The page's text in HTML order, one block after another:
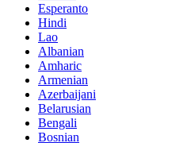
Esperanto
Hindi
Lao
Albanian
Amharic
Armenian
Azerbaijani
Belarusian
Bengali
Bosnian